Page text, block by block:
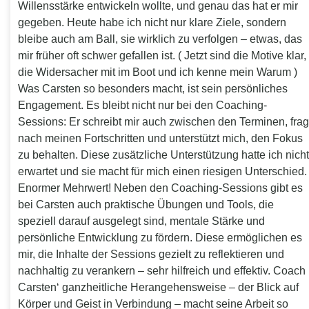
Willensstärke entwickeln wollte, und genau das hat er mir
gegeben. Heute habe ich nicht nur klare Ziele, sondern
bleibe auch am Ball, sie wirklich zu verfolgen – etwas, das
mir früher oft schwer gefallen ist. ( Jetzt sind die Motive klar,
die Widersacher mit im Boot und ich kenne mein Warum )
Was Carsten so besonders macht, ist sein persönliches
Engagement. Es bleibt nicht nur bei den Coaching-
Sessions: Er schreibt mir auch zwischen den Terminen,
nach meinen Fortschritten und unterstützt mich, den Fokus
zu behalten. Diese zusätzliche Unterstützung hatte ich nicht
erwartet und sie macht für mich einen riesigen Unterschied.
Enormer Mehrwert! Neben den Coaching-Sessions gibt es
bei Carsten auch praktische Übungen und Tools, die
speziell darauf ausgelegt sind, mentale Stärke und
persönliche Entwicklung zu fördern. Diese ermöglichen es
mir, die Inhalte der Sessions gezielt zu reflektieren und
nachhaltig zu verankern – sehr hilfreich und effektiv. Coach
Carsten‘ ganzheitliche Herangehensweise – der Blick auf
Körper und Geist in Verbindung – macht seine Arbeit so